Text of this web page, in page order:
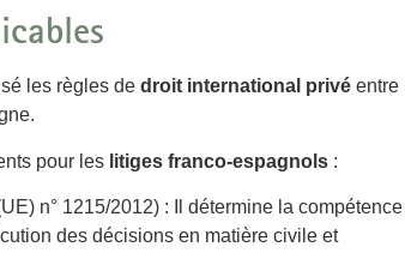
les règles dedroit international privé entre
pour les litiges franco-espagnols :
n° 1215/2012) : Il détermine la compétence
des décisions en matière civile et